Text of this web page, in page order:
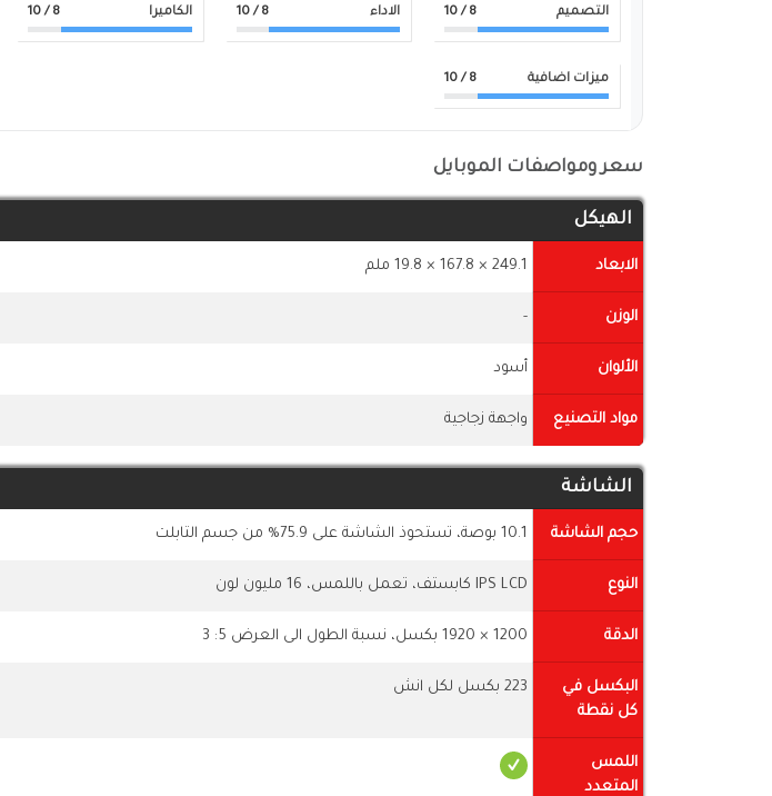
التصميم 8
/ 10 الاداء 8
/ 10 الكاميرا 8
/ 10
ميزات اضافية 8
/ 10
سعر ومواصفات الموبايل
الهيكل
الابعاد 249.1 × 167.8 × 19.8 ملم
الوزن -
الألوان أسود
مواد التصنيع واجهة زجاجية
الشاشة
حجم الشاشة 10.1 بوصة، تستحوذ الشاشة على 75.9% من جسم التابلت
النوع IPS LCD كابستف، تعمل باللمس، 16 مليون لون
الدقة 1200 × 1920 بكسل، نسبة الطول الى العرض 5: 3
البكسل في
كل نقطة
223 بكسل لكل انش
اللمس
المتعدد